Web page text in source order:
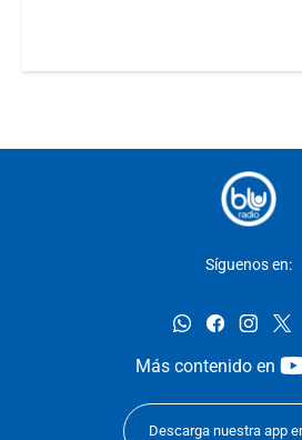
Síguenos en:
whatsappfacebook
Más contenido en
Descarga nuestra app